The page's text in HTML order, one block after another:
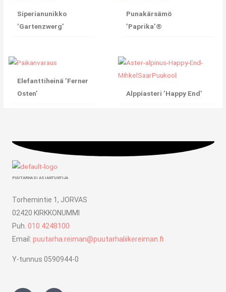
Siperianunikko
’Gartenzwerg’
Punakärsämö
’Paprika’®
Elefanttiheinä ’Ferner
Osten’
Alppiasteri ’Happy End’
PUUTARHASI ASIANTUNTIJA
Torhemintie 1, JORVAS
02420 KIRKKONUMMI
Puh. 010 4248100
Email: puutarha.reiman@puutarhaliikereiman.fi
Y-tunnus 0590944-0
I
F